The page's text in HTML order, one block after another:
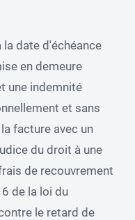
date d'échéance
en demeure
une indemnité
et sans
facture avec un
du droit à une
de recouvrement
de la loi du
le retard de